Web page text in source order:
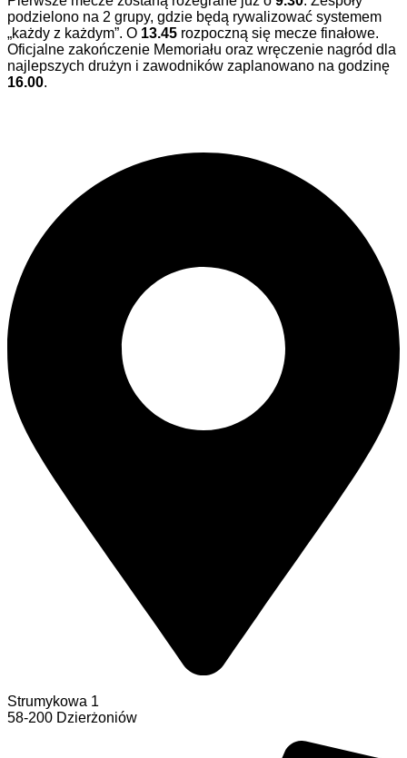
podzielono na 2 grupy, gdzie będą rywalizować systemem
„każdy z każdym”. O 13.45 rozpoczną się mecze finałowe.
Oficjalne zakończenie Memoriału oraz wręczenie nagród dla
najlepszych drużyn i zawodników zaplanowano na godzinę
16.00.
Strumykowa 1
58-200 Dzierżoniów